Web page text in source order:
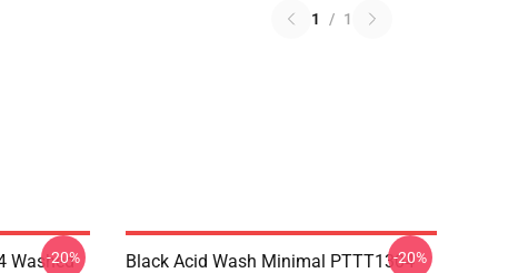
1 / 1
Washed
-20%
Black Acid Wash Minimal PTTT1304
-20%